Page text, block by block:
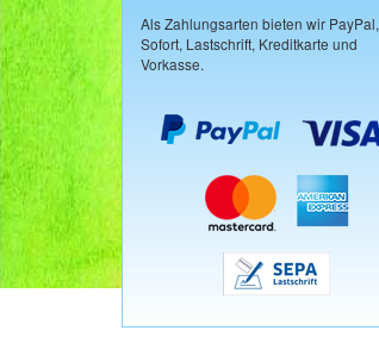
Als Zahlungsarten bieten wir PayPal,
Sofort, Lastschrift, Kreditkarte und
Vorkasse.